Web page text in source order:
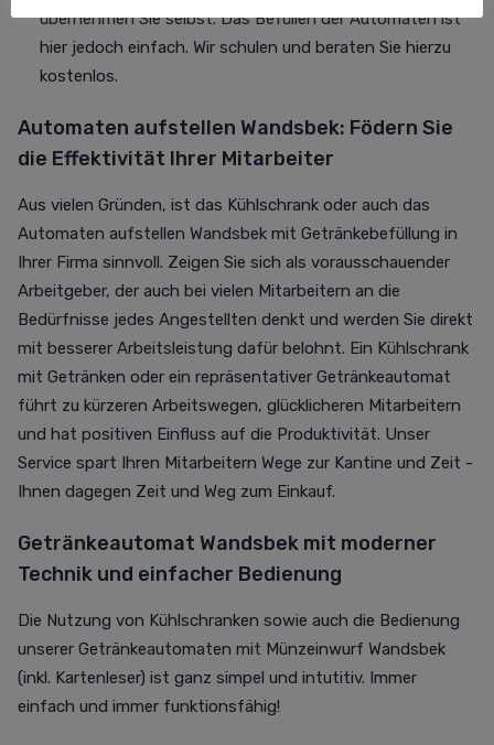
übernehmen Sie selbst. Das Befüllen der Automaten ist
hier jedoch einfach. Wir schulen und beraten Sie hierzu
kostenlos.
Automaten aufstellen Wandsbek: Födern Sie
die Effektivität Ihrer Mitarbeiter
Aus vielen Gründen, ist das Kühlschrank oder auch das
Automaten aufstellen Wandsbek mit Getränkebefüllung in
Ihrer Firma sinnvoll. Zeigen Sie sich als vorausschauender
Arbeitgeber, der auch bei vielen Mitarbeitern an die
Bedürfnisse jedes Angestellten denkt und werden Sie direkt
mit besserer Arbeitsleistung dafür belohnt. Ein Kühlschrank
mit Getränken oder ein repräsentativer Getränkeautomat
führt zu kürzeren Arbeitswegen, glücklicheren Mitarbeitern
und hat positiven Einfluss auf die Produktivität. Unser
Service spart Ihren Mitarbeitern Wege zur Kantine und Zeit -
Ihnen dagegen Zeit und Weg zum Einkauf.
Getränkeautomat Wandsbek mit moderner
Technik und einfacher Bedienung
Die Nutzung von Kühlschranken sowie auch die Bedienung
unserer Getränkeautomaten mit Münzeinwurf Wandsbek
(inkl. Kartenleser) ist ganz simpel und intutitiv. Immer
einfach und immer funktionsfähig!